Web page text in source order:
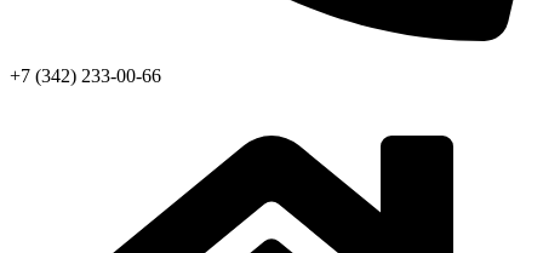
+7 (342) 233-00-66